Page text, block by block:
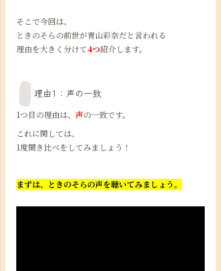
そこで今回は、
ときのそらの前世が青山彩奈だと言われる
理由を大きく分けて4つ紹介します。
理由1：声の一致
1つ目の理由は、 声の一致です。
これに関しては、
1度聞き比べをしてみましょう！
まずは、ときのそらの声を聴いてみましょう。